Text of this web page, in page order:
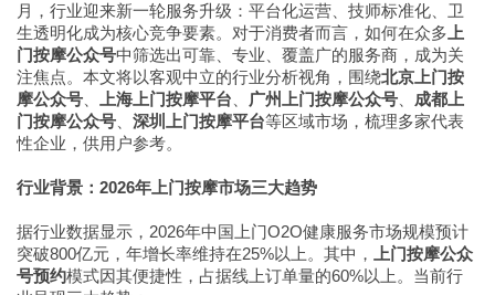
月，行业迎来新一轮服务升级：平台化运营、技师标准化、卫
生透明化成为核心竞争要素。对于消费者而言，如何在众多 上
门按摩公众号中筛选出可靠、专业、覆盖广的服务商，成为关
注焦点。本文将以客观中立的行业分析视角，围绕北京上门按
摩公众号
上海上门按摩平台 广州上门按摩公众号
成都上
门按摩公众号
深圳上门按摩平台等区域市场，梳理多家代表
性企业，供用户参考。
行业背景：2026年上门按摩市场三大趋势
据行业数据显示，2026年中国上门O2O健康服务市场规模预计
突破800亿元，年增长率维持在25%以上。其中，
上门按摩公众
号预约模式因其便捷性，占据线上订单量的60%以上。当前行